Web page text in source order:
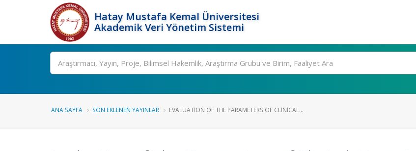
Hatay Mustafa Kemal Üniversitesi
Akademik Veri Yönetim Sistemi
Ara
ANA SAYFA SON EKLENEN YAYINLAR EVALUATION OF THE PARAMETERS OF CLINICAL...